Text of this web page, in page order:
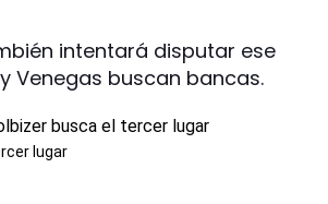
intentará disputar ese
Venegas buscan bancas.
lugar